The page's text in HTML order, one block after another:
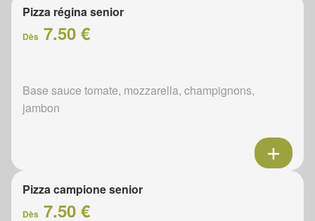
Pizza régina senior
Dès 7.50 €
Base sauce tomate, mozzarella, champignons,
jambon
Pizza campione senior
Dès 7.50 €